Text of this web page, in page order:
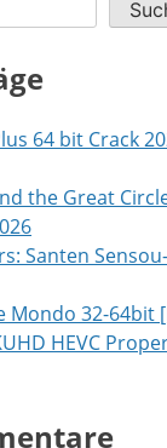
64 bit Crack
the Great
Santen
Mondo 32-64bit
HEVC